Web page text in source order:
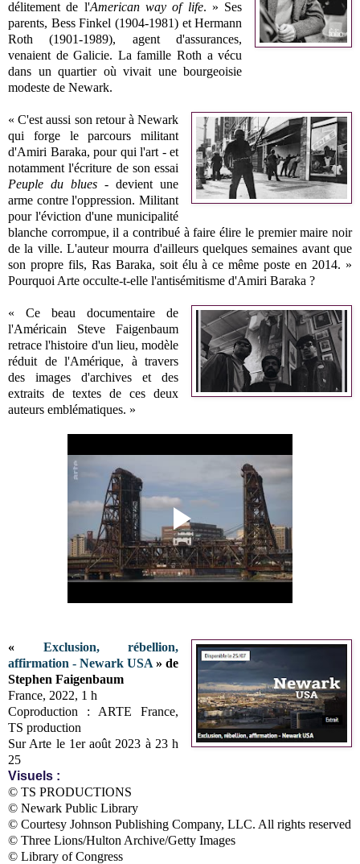
délitement de l'American way of life. » Ses
parents, Bess Finkel (1904-1981) et Hermann
Roth (1901-1989), agent d'assurances,
venaient de Galicie. La famille Roth a vécu
dans un quartier où vivait une bourgeoisie
modeste de Newark.
« C'est aussi son retour à Newark
qui forge le parcours militant
d'Amiri Baraka, pour qui l'art - et
notamment l'écriture de son essai
Peuple du blues - devient une
arme contre l'oppression. Militant
pour l'éviction d'une municipalité
blanche corrompue, il a contribué à faire élire le premier maire noir
de la ville. L'auteur mourra d'ailleurs quelques semaines avant que
son propre fils, Ras Baraka, soit élu à ce même poste en 2014. »
Pourquoi Arte occulte-t-elle l'antisémitisme d'Amiri Baraka ?
« Ce beau documentaire de
l'Américain Steve Faigenbaum
retrace l'histoire d'un lieu, modèle
réduit de l'Amérique, à travers
des images d'archives et des
extraits de textes de ces deux
auteurs emblématiques. »
« Exclusion, rébellion,
affirmation - Newark USA » de
Stephen Faigenbaum
France, 2022, 1 h
Coproduction : ARTE France,
TS production
Sur Arte le 1er août 2023 à 23 h
25
Visuels :
© TS PRODUCTIONS
© Newark Public Library
© Courtesy Johnson Publishing Company, LLC. All rights reserved
© Three Lions/Hulton Archive/Getty Images
© Library of Congress